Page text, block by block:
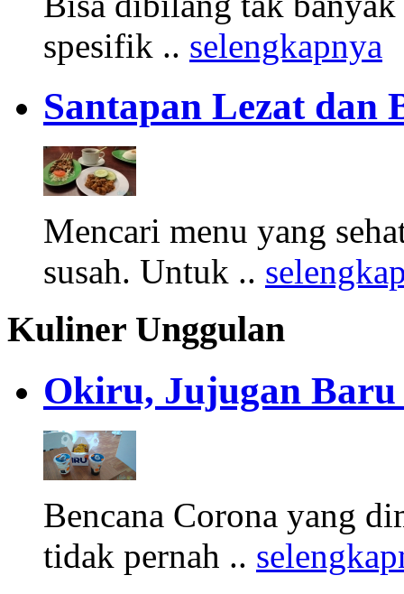
spesifik .. selengkapnya
Santapan Lezat dan
Mencari menu yang
susah. Untuk ..
Kuliner Unggulan
Okiru, Jujugan Baru
Bencana Corona yang
tidak pernah ..